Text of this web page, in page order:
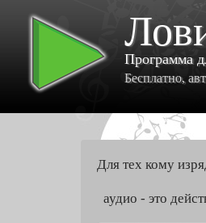
Программа
Бесплатно,
Для тех кому
аудио - это